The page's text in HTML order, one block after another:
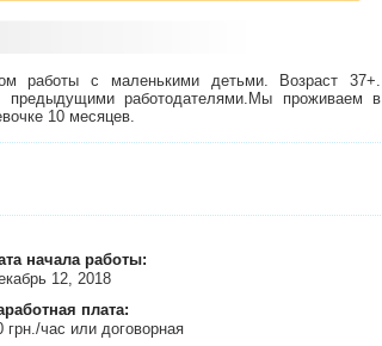
работы с маленькими детьми. Возраст 37+.
работодателями.Мы проживаем в
10 месяцев.
начала работы:
12, 2018
плата:
грн./час или договорная